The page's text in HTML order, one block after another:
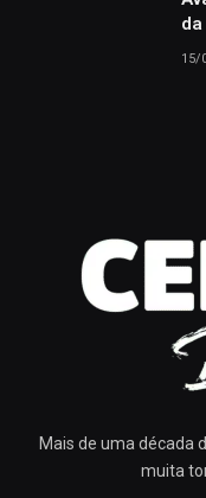
15/
Mais de uma década
muita